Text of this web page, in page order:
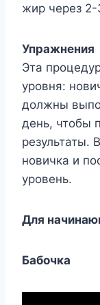
жир через
Упражнения
Эта
уровня:
должны
день, чтобы
результаты.
новичка и
уровень.
Для
Бабочка